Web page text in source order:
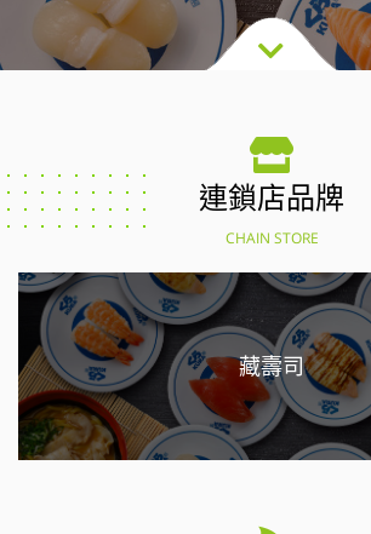
連鎖店品牌
CHAIN STORE
藏壽司